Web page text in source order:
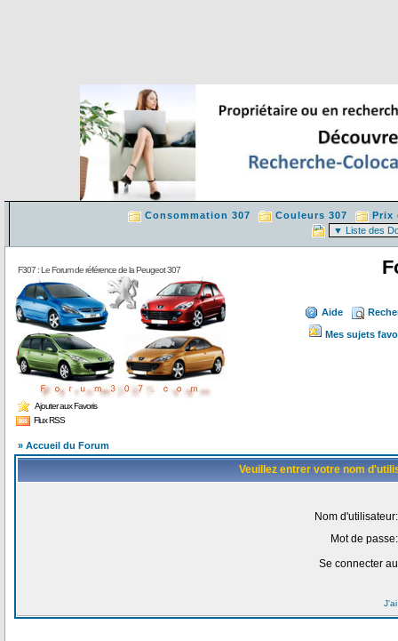
Consommation 307 Couleurs 307 Prix
F307 : Le Forum de référence de la Peugeot 307
Ajouter aux Favoris
Flux RSS
Aide
Mes sujets
» Accueil du Forum
Veuillez entrer votre nom
Nom d'utilisateur:
Mot de passe:
Se connecter